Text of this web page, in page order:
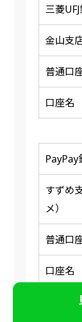
三菱
金山支
普通口
口座名
PayPay
すずめ
メ）
普通口
口座名
※ 振り